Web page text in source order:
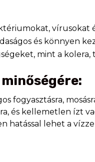
vírusokat
és könnyen
mint a kolera,
fogyasztásra,
és kellemetlen ízt
hatással lehet a